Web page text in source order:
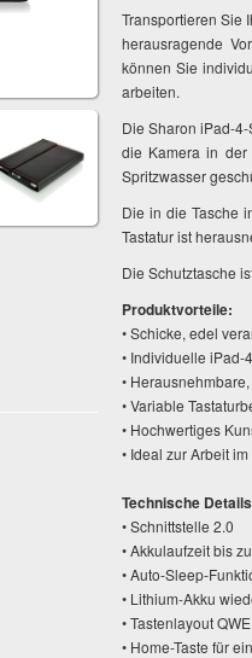
Transportieren Sie
herausragende
können Sie
arbeiten.
Die Sharon iPad-
die Kamera in der
Spritzwasser
Die in die Tasche
Tastatur ist
Die Schutztasche
Produktvorteile:
• Schicke, edel
• Individuelle
•
• Variable
• Hochwertiges
• Ideal zur Arbeit
Technische
• Schnittstelle 2.0
• Akkulaufzeit bis
• Auto-Sleep-
• Lithium-Akku
• Tastenlayout
• Home-Taste für